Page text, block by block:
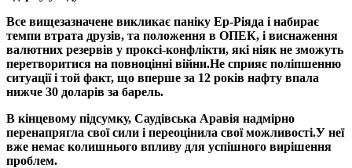
Все вищезазначене викликає паніку Ер-Ріяда і набирає
темпи втрата друзів, та положення в ОПЕК, і виснаження
валютних резервів у проксі-конфлікти, які ніяк не зможуть
перетворитися на повноцінні війни.Не сприяє поліпшенню
ситуації і той факт, що вперше за 12 років нафту впала
нижче 30 доларів за барель.
В кінцевому підсумку, Саудівська Аравія надмірно
перенапрягла свої сили і переоцінила свої можливості.У неї
вже немає колишнього впливу для успішного вирішення
проблем.